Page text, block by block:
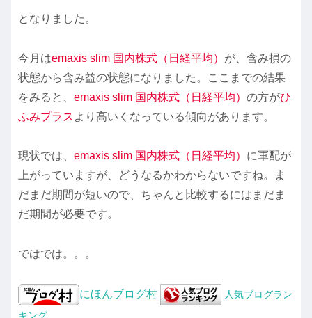
となりました。
今月はemaxis slim 国内株式（日経平均） が、含み損の
状態から含み益の状態になりました。ここまでの結果
をみると、 emaxis slim 国内株式（日経平均） の方がひ
ふみプラス より高いくなっている傾向があります。
現状では、 emaxis slim 国内株式（日経平均） に軍配が
上がっていますが、どうなるかわからないですね。ま
だまだ期間が短いので、ちゃんと比較するにはまだま
だ期間が必要です。
ではでは。。。
にほんブログ村
人気ブログラン
キング